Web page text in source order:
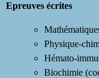
Epreuves écrites
Physique-
Hémato-
Biochimie